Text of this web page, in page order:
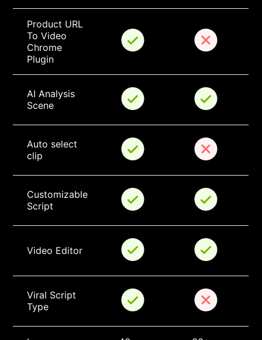
Product URL
To Video
Chrome
Plugin
AI Analysis
Scene
Auto select
clip
Customizable
Script
Video Editor
Viral Script
Type